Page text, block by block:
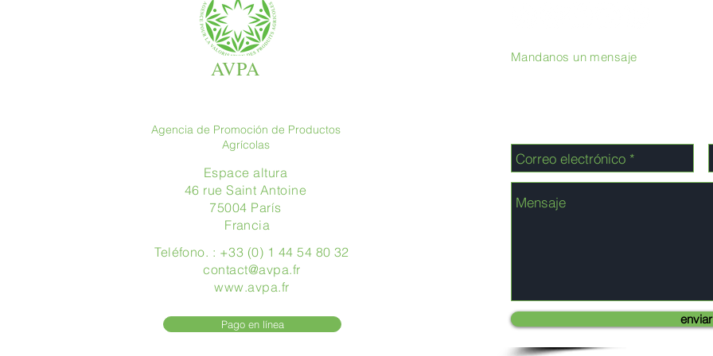
AVPA
Agencia de Promoción de Productos
Agrícolas
Espace altura
46 rue Saint Antoine
75004 París
​ Francia
Teléfono. : +33 (0) 1 44 54 80 32
contact@avpa.fr
www.avpa.fr
Pago en línea
Mandanos un mensaje